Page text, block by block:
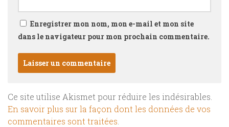
Enregistrer mon nom, mon e-mail et mon site
dans le navigateur pour mon prochain commentaire.
Ce site utilise Akismet pour réduire les indésirables.
En savoir plus sur la façon dont les données de vos
commentaires sont traitées